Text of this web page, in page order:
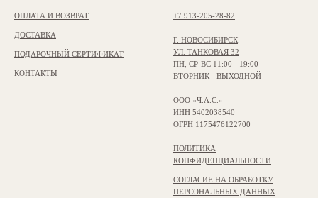
ОПЛАТА И ВОЗВРАТ
ДОСТАВКА
ПОДАРОЧНЫЙ СЕРТИФИКАТ
КОНТАКТЫ
+7 913-205-28-82
Г. НОВОСИБИРСК
УЛ. ТАНКОВАЯ 32
ПН, СР-ВС 11:00 - 19:00
ВТОРНИК - ВЫХОДНОЙ
ООО «Ч.А.С.»
ИНН 5402038540
ОГРН 1175476122700
ПОЛИТИКА
КОНФИДЕНЦИАЛЬНОСТИ
СОГЛАСИЕ НА ОБРАБОТКУ
ПЕРСОНАЛЬНЫХ ДАННЫХ